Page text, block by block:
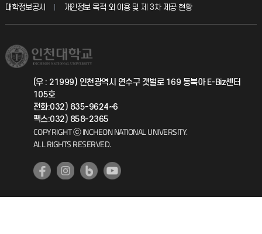
취업정보(학생)
학생서비스 지킴이
총동문회
교육혁신본부
국제지원과
공자아카데미
기초교육원
대학정보공시
개인정보 목적 외 이용 및 제 3차 제공 현황
(우 : 21999) 인천광역시 연수구 갯벌로 169 동북아 E-Biz센터
105호
전화:032) 835-9624~6
팩스:032) 858-2365
COPYRIGHT ⓒ INCHEON NATIONAL UNIVERSITY.
ALL RIGHTS RESERVED.